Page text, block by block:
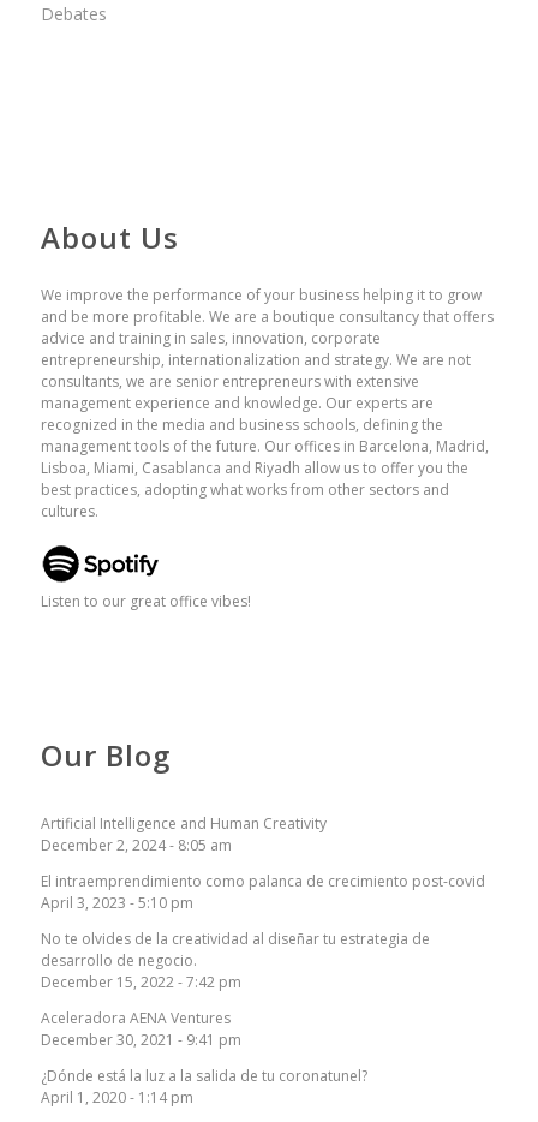
Debates
About Us
We improve the performance of your business helping it to grow
and be more profitable. We are a boutique consultancy that offers
advice and training in sales, innovation, corporate
entrepreneurship, internationalization and strategy. We are not
consultants, we are senior entrepreneurs with extensive
management experience and knowledge. Our experts are
recognized in the media and business schools, defining the
management tools of the future. Our offices in Barcelona, ​​Madrid,
Lisboa, Miami, Casablanca and Riyadh allow us to offer you the
best practices, adopting what works from other sectors and
cultures.
Listen to our great office vibes!
Our Blog
Artificial Intelligence and Human Creativity
December 2, 2024 - 8:05 am
El intraemprendimiento como palanca de crecimiento post-covid
April 3, 2023 - 5:10 pm
No te olvides de la creatividad al diseñar tu estrategia de
desarrollo de negocio.
December 15, 2022 - 7:42 pm
Aceleradora AENA Ventures
December 30, 2021 - 9:41 pm
¿Dónde está la luz a la salida de tu coronatunel?
April 1, 2020 - 1:14 pm